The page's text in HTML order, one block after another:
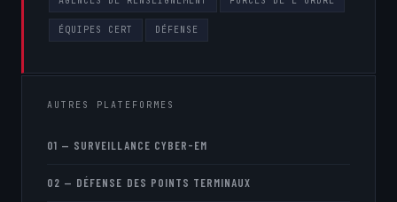
ÉQUIPES CERT DÉFENSE
AUTRES PLATEFORMES
01 — SURVEILLANCE CYBER-EM
02 — DÉFENSE DES POINTS TERMINAUX